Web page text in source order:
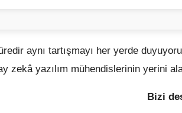
aynı tartışmayı her yerde
zekâ yazılım mühendislerinin yerini
Bizi